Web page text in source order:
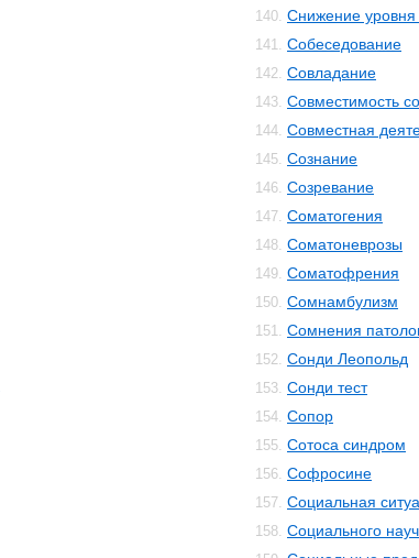
140. Снижение уровня
141. Собеседование
142. Совладание
143. Совместимость
144. Совместная
145. Сознание
146. Созревание
147. Соматогения
148. Соматоневрозы
149. Соматофрения
150. Сомнамбулизм
151. Сомнения
152. Сонди Леопольд
153. Сонди тeст
154. Сопор
155. Сотоса синдром
156. Софросине
157. Социальная
158. Социального